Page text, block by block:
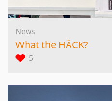
News
What the HÄCK?
5